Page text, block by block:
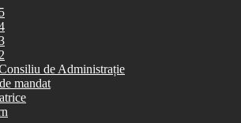
de Administrație
mandat